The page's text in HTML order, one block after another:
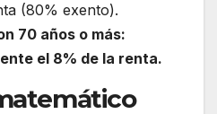
(80% exento).
70 años o más:
el 8% de la renta.